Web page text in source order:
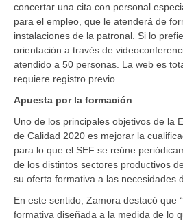
concertar una cita con personal
para el empleo, que le atenderá de
instalaciones de la patronal. Si lo
orientación a través de
atendido a 50 personas. La web es
requiere registro previo.
Apuesta por la formación
Uno de los principales objetivos de la
de Calidad 2020 es mejorar la
para lo que el SEF se reúne
de los distintos sectores productivos
su oferta formativa a las necesidades
En este sentido, Zamora destacó que
formativa diseñada a la medida de lo